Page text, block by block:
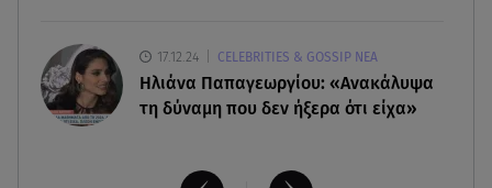
17.12.24 CELEBRITIES & GOSSIP ΝΕΑ
Ηλιάνα Παπαγεωργίου: «Ανακάλυψα
τη δύναμη που δεν ήξερα ότι είχα»